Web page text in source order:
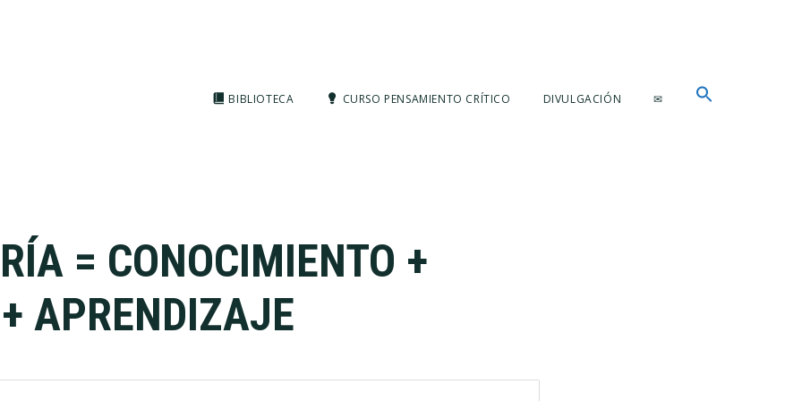
BIBLIOTECA CURSO PENSAMIENTO CRÍTICO DIVULGACIÓN ✉
= CONOCIMIENTO +
APRENDIZAJE